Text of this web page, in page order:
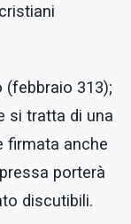
313);
si tratta di una
firmata anche
porterà
discutibili.